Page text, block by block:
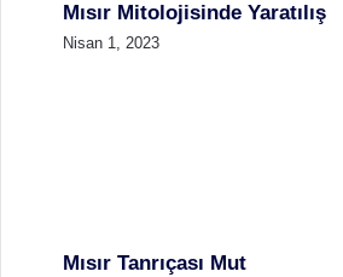
Mısır Mitolojisinde Yaratılış
Nisan 1, 2023
Mısır Tanrıçası Mut